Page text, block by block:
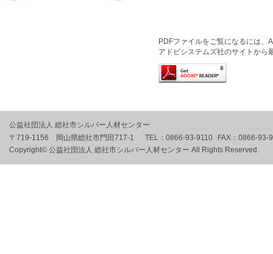
PDFファイルをご覧になるには
アドビシステムズ社のサイトから
公益社団法人 総社市シルバー人材センター
〒719-1156 岡山県総社市門田717-1
TEL： 0866-93-9110 FAX： 0866-93-
Copyright© 公益社団法人 総社市シルバー人材センター All Rights Reserved.